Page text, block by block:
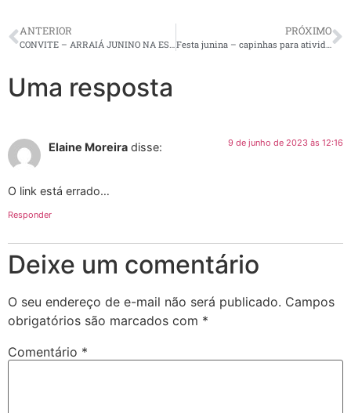
ANTERIOR
CONVITE – ARRAIÁ JUNINO NA ESCOLA
PRÓXIMO
Festa junina – capinhas para atividades
Uma resposta
Elaine Moreira disse: 9 de junho de 2023 às 12:16
O link está errado…
Responder
Deixe um comentário
O seu endereço de e-mail não será publicado. Campos
obrigatórios são marcados com *
Comentário *